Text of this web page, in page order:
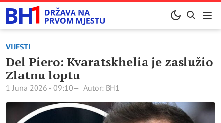
VIJESTI
Del Piero: Kvaratskhelia je zaslužio
Zlatnu loptu
1 Juna 2026 - 09:10 Autor: BH1